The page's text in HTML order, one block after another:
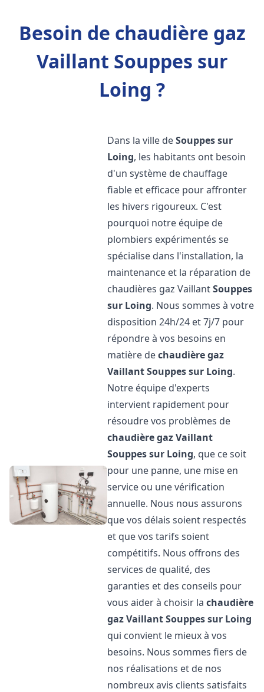
Besoin de chaudière gaz
Vaillant Souppes sur
Loing ?
Dans la ville deSouppes sur
Loing, les habitants ont besoin
d'un système de chauffage
fiable et efficace pour affronter
les hivers rigoureux. C'est
pourquoi notre équipe de
plombiers expérimentés se
spécialise dans l'installation, la
maintenance et la réparation de
chaudières gaz VaillantSouppes
sur Loing. Nous sommes à votre
disposition 24h/24 et 7j/7 pour
répondre à vos besoins en
matière dechaudière gaz
VaillantSouppes sur Loing.
Notre équipe d'experts
intervient rapidement pour
résoudre vos problèmes de
chaudière gaz Vaillant
Souppes sur Loing, que ce soit
pour une panne, une mise en
service ou une vérification
annuelle. Nous nous assurons
que vos délais soient respectés
et que vos tarifs soient
compétitifs. Nous offrons des
services de qualité, des
garanties et des conseils pour
vous aider à choisir lachaudière
gaz VaillantSouppes sur Loing
qui convient le mieux à vos
besoins. Nous sommes fiers de
nos réalisations et de nos
nombreux avis clients satisfaits